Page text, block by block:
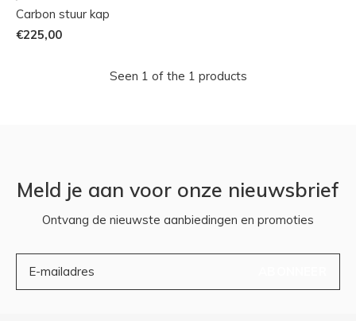
Carbon stuur kap
€225,00
Seen 1 of the 1 products
Meld je aan voor onze nieuwsbrief
Ontvang de nieuwste aanbiedingen en promoties